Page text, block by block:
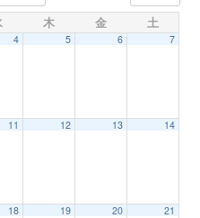
i
木 金 土
4 5 6 7
11 12 13 14
18 19 20 21